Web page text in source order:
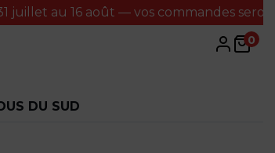
16 août — vos commandes seront traitées
0
DU SUD